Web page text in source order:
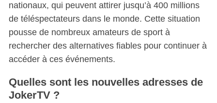
nationaux, qui peuvent attirer jusqu’à 400 millions
de téléspectateurs dans le monde. Cette situation
pousse de nombreux amateurs de sport à
rechercher des alternatives fiables pour continuer à
accéder à ces événements.
Quelles sont les nouvelles adresses de
JokerTV ?